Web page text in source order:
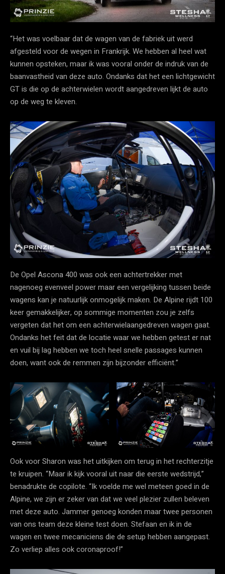
“Het was voelbaar dat de wagen van de fabriek uit werd
afgesteld voor de wegen in Frankrijk. We hebben al heel wat
kunnen opsteken, maar ik was vooral onder de indruk van de
baanvastheid van deze auto. Ondanks dat het een lichtgewicht
GT is die op de achterwielen wordt aangedreven lijkt de auto
op de weg te kleven.
De Opel Ascona 400 was ook een achtertrekker met
nagenoeg evenveel power maar een vergelijking tussen beide
wagens kan je natuurlijk onmogelijk maken. De Alpine rijdt 100
keer gemakkelijker, op sommige momenten zou je zelfs
vergeten dat het om een achterwielaangedreven wagen gaat.
Ondanks het feit dat de locatie waar we hebben getest er nat
en vuil bij lag hebben we toch heel snelle passages kunnen
doen, want ook de remmen zijn bijzonder efficiënt.”
Ook voor Sharon was het uitkijken om terug in het rechterzitje
te kruipen. “Maar ik kijk vooral uit naar die eerste wedstrijd,”
benadrukte de copilote. “Ik voelde me wel meteen goed in de
Alpine, we zijn er zeker van dat we veel plezier zullen beleven
met deze auto. Jammer genoeg konden maar twee personen
van ons team deze kleine test doen. Stefaan en ik in de
wagen en twee mecaniciens die de setup hebben aangepast.
Zo verliep alles ook coronaproof!”